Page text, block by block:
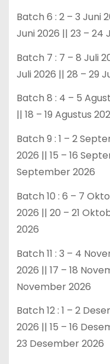
Batch 6 : 2 – 3 Juni
Juni 2026 || 23 – 24
Batch 7 : 7 – 8 Juli
Juli 2026 || 28 – 29
Batch 8 : 4 – 5
|| 18 – 19 Agustus
Batch 9 : 1 – 2
2026 || 15 – 16
September 2026
Batch 10 : 6 – 7
2026 || 20 – 21
2026
Batch 11 : 3 – 4
2026 || 17 – 18
November 2026
Batch 12 : 1 – 2
2026 || 15 – 16
23 Desember 2026